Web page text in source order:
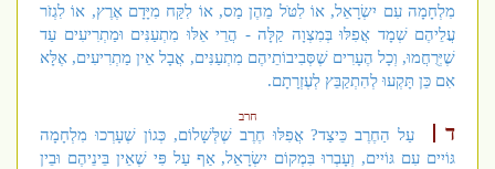
מִלְחָמָה עִם יִשְׂרָאֵל, אוֹ לִטֹּל מֵהֶן מַס, אוֹ לִקַּח מִיָּדָם אֶרֶץ, אוֹ לִגְזֹר
עֲלֵיהֶם שְׁמָד אֲפִלּוּ בְּמִצְוָה קַלָּה - הֲרֵי אֵלּוּ מִתְעַנִּים וּמַתְרִיעִים עַד
שֶׁיְּרֻחֲמוּ, וְכָל הֶעָרִים שֶׁסְּבִיבוֹתֵיהֶם מִתְעַנִּים, אֲבָל אֵין מַתְרִיעִים, אֶלָּא
אִם כֵּן תָּקְעוּ לְהִתְקַבֵּץ לְעֶזְרָתָם.
חרב
ד
עַל הַחֶרֶב כֵּיצַד? אֲפִלּוּ חֶרֶב שֶׁלְּשָׁלוֹם, כְּגוֹן שֶׁעָרְכוּ מִלְחָמָה
גּוֹיִים עִם גּוֹיִים, וְעָבְרוּ בִּמְקוֹם יִשְׂרָאֵל, אַף עַל פִּי שֶׁאֵין בֵּינֵיהֶם וּבֵין